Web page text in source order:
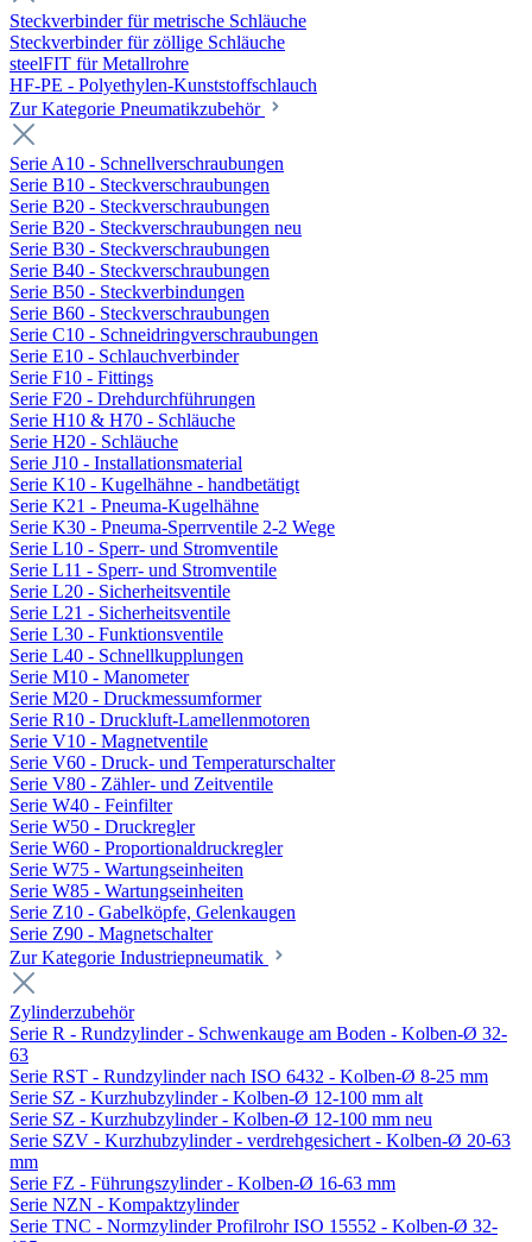
Steckverbinder für metrische Schläuche
Steckverbinder für zöllige Schläuche
steelFIT für Metallrohre
HF-PE - Polyethylen-Kunststoffschlauch
Zur Kategorie Pneumatikzubehör
Serie A10 - Schnellverschraubungen
Serie B10 - Steckverschraubungen
Serie B20 - Steckverschraubungen
Serie B20 - Steckverschraubungen neu
Serie B30 - Steckverschraubungen
Serie B40 - Steckverschraubungen
Serie B50 - Steckverbindungen
Serie B60 - Steckverschraubungen
Serie C10 - Schneidringverschraubungen
Serie E10 - Schlauchverbinder
Serie F10 - Fittings
Serie F20 - Drehdurchführungen
Serie H10 & H70 - Schläuche
Serie H20 - Schläuche
Serie J10 - Installationsmaterial
Serie K10 - Kugelhähne - handbetätigt
Serie K21 - Pneuma-Kugelhähne
Serie K30 - Pneuma-Sperrventile 2-2 Wege
Serie L10 - Sperr- und Stromventile
Serie L11 - Sperr- und Stromventile
Serie L20 - Sicherheitsventile
Serie L21 - Sicherheitsventile
Serie L30 - Funktionsventile
Serie L40 - Schnellkupplungen
Serie M10 - Manometer
Serie M20 - Druckmessumformer
Serie R10 - Druckluft-Lamellenmotoren
Serie V10 - Magnetventile
Serie V60 - Druck- und Temperaturschalter
Serie V80 - Zähler- und Zeitventile
Serie W40 - Feinfilter
Serie W50 - Druckregler
Serie W60 - Proportionaldruckregler
Serie W75 - Wartungseinheiten
Serie W85 - Wartungseinheiten
Serie Z10 - Gabelköpfe, Gelenkaugen
Serie Z90 - Magnetschalter
Zur Kategorie Industriepneumatik
Zylinderzubehör
Serie R - Rundzylinder - Schwenkauge am Boden - Kolben-Ø 32-
63
Serie RST - Rundzylinder nach ISO 6432 - Kolben-Ø 8-25 mm
Serie SZ - Kurzhubzylinder - Kolben-Ø 12-100 mm alt
Serie SZ - Kurzhubzylinder - Kolben-Ø 12-100 mm neu
Serie SZV - Kurzhubzylinder - verdrehgesichert - Kolben-Ø 20-63
mm
Serie FZ - Führungszylinder - Kolben-Ø 16-63 mm
Serie NZN - Kompaktzylinder
Serie TNC - Normzylinder Profilrohr ISO 15552 - Kolben-Ø 32-